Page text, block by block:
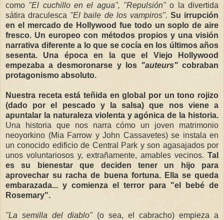
como "El cuchillo en el agua", "Repulsión"o la divertida
sátira draculesca "El baile de los vampiros". Su irrupción
en el mercado de Hollywood fue todo un soplo de aire
fresco. Un europeo con métodos propios y una visión
narrativa diferente a lo que se cocía en los últimos años
sesenta. Una época en la que el Viejo Hollywood
empezaba a desmoronarse y los "auteurs"cobraban
protagonismo absoluto.
Nuestra receta está teñida en global por un tono rojizo
(dado por el pescado y la salsa) que nos viene a
apuntalar la naturaleza violenta y agónica de la historia.
Una historia que nos narra cómo un joven matrimonio
neoyorkino (Mia Farrow y John Cassavetes) se instala en
un conocido edificio de Central Park y son agasajados por
unos voluntariosos y, extrañamente, amables vecinos. Tal
es su bienestar que deciden tener un hijo para
aprovechar su racha de buena fortuna. Ella se queda
embarazada... y comienza el terror para "el bebé de
Rosemary".
"La semilla del diablo" (o sea, el cabracho) empieza a